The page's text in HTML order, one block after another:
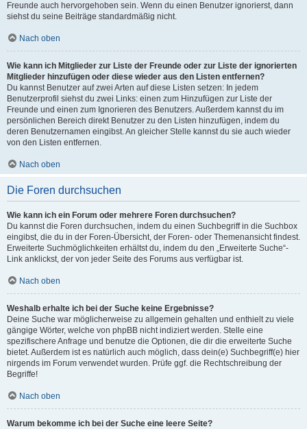
Freunde auch hervorgehoben sein. Wenn du einen Benutzer ignorierst, dann
siehst du seine Beiträge standardmäßig nicht.
Nach oben
Wie kann ich Mitglieder zur Liste der Freunde oder zur Liste der ignorierten
Mitglieder hinzufügen oder diese wieder aus den Listen entfernen?
Du kannst Benutzer auf zwei Arten auf diese Listen setzen: In jedem
Benutzerprofil siehst du zwei Links: einen zum Hinzufügen zur Liste der
Freunde und einen zum Ignorieren des Benutzers. Außerdem kannst du im
persönlichen Bereich direkt Benutzer zu den Listen hinzufügen, indem du
deren Benutzernamen eingibst. An gleicher Stelle kannst du sie auch wieder
von den Listen entfernen.
Nach oben
Die Foren durchsuchen
Wie kann ich ein Forum oder mehrere Foren durchsuchen?
Du kannst die Foren durchsuchen, indem du einen Suchbegriff in die Suchbox
eingibst, die du in der Foren-Übersicht, der Foren- oder Themenansicht findest.
Erweiterte Suchmöglichkeiten erhältst du, indem du den „Erweiterte Suche“-
Link anklickst, der von jeder Seite des Forums aus verfügbar ist.
Nach oben
Weshalb erhalte ich bei der Suche keine Ergebnisse?
Deine Suche war möglicherweise zu allgemein gehalten und enthielt zu viele
gängige Wörter, welche von phpBB nicht indiziert werden. Stelle eine
spezifischere Anfrage und benutze die Optionen, die dir die erweiterte Suche
bietet. Außerdem ist es natürlich auch möglich, dass dein(e) Suchbegriff(e) hier
nirgends im Forum verwendet wurden. Prüfe ggf. die Rechtschreibung der
Begriffe!
Nach oben
Warum bekomme ich bei der Suche eine leere Seite?